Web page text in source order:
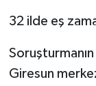
32 ilde eş
Soruşturmanın
Giresun